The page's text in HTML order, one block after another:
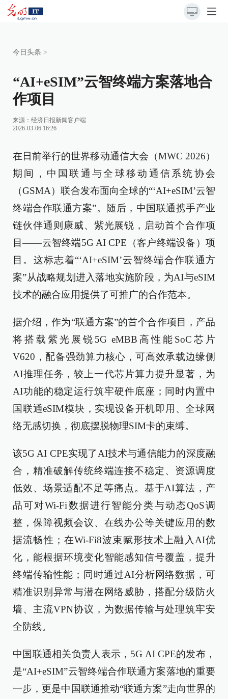
今日头条 >
“AI+eSIM”云智终端方案落地合
作项目
来源： 经济日报新闻客户端
2026-03-06 16:26
在日前举行的世界移动通信大会（MWC 2026）
期间，中国联通与全球移动通信系统协会
（GSMA）联合发布面向全球的“‘AI+eSIM’云智
终端合作联通方案”。随后，中国联通携手产业
链伙伴通则康威、紫光展锐，启动首个合作项
目——云智终端5G AI CPE（客户终端设备）项
目。这标志着“‘AI+eSIM’云智终端合作联通方
案”从战略规划进入落地实施阶段，为AI与eSIM
技术的融合应用提供了可推广的合作范本。
据介绍，作为“联通方案”的首个合作项目，产品
将搭载紫光展锐5G eMBB高性能SoC芯片
V620，配备强劲算力核心，可高效承载边缘侧
AI推理任务，较上一代芯片算力提升显著，为
AI功能的稳定运行筑牢硬件底座；同时内置中
国联通eSIM模块，实现设备开机即用、全球网
络无感切换，彻底摆脱物理SIM卡的束缚。
该5G AI CPE实现了AI技术与通信能力的深度融
合，精准破解传统终端连接不稳定、资源调度
低效、场景适配不足等痛点。基于AI算法，产
品可对Wi-Fi数据进行智能分类与动态QoS调
整，保障视频会议、在线办公等关键应用的数
据流畅性；在Wi-Fi8波束赋形技术上融入AI优
化，能根据环境变化智能感知信号覆盖，提升
终端传输性能；同时通过AI分析网络数据，可
精准识别异常与潜在网络威胁，搭配分级防火
墙、主流VPN协议，为数据传输与处理筑牢安
全防线。
中国联通相关负责人表示，5G AI CPE的发布，
是“AI+eSIM”云智终端合作联通方案落地的重要
一步，更是中国联通推动“联通方案”走向世界的